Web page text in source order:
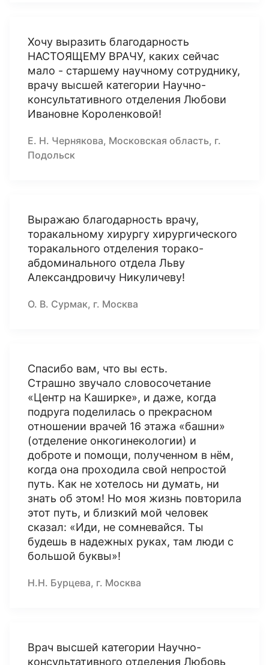
Хочу выразить благодарность
НАСТОЯЩЕМУ ВРАЧУ, каких сейчас
мало - старшему научному сотруднику,
врачу высшей категории Научно-
консультативного отделения Любови
Ивановне Короленковой!
Е. Н. Чернякова, Московская область, г.
Подольск
Выражаю благодарность врачу,
торакальному хирургу хирургического
торакального отделения торако-
абдоминального отдела Льву
Александровичу Никуличеву!
О. В. Сурмак, г. Москва
Спасибо вам, что вы есть.
Страшно звучало словосочетание
«Центр на Каширке», и даже, когда
подруга поделилась о прекрасном
отношении врачей 16 этажа «башни»
(отделение онкогинекологии) и
доброте и помощи, полученном в нём,
когда она проходила свой непростой
путь. Как не хотелось ни думать, ни
знать об этом! Но моя жизнь повторила
этот путь, и близкий мой человек
сказал: «Иди, не сомневайся. Ты
будешь в надежных руках, там люди с
большой буквы»!
Н.Н. Бурцева, г. Москва
Врач высшей категории Научно-
консультативного отделения Любовь